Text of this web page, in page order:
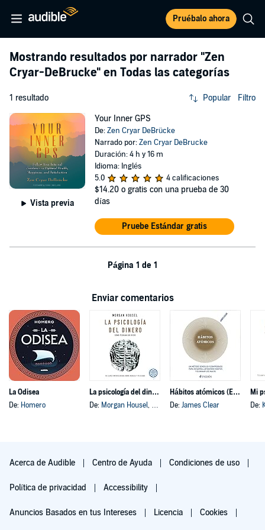
Pruébalo ahora
Mostrando resultados por narrador "Zen
Cryar-DeBrucke" en Todas las categorías
1 resultado Popular Filtro
Vista previa
Your Inner GPS
De:Zen Cryar DeBrücke
Narrado por:Zen Cryar DeBrucke
Duración: 4 h y 16 m
Idioma: Inglés
5.0
4 calificaciones
$14.20 o gratis con una prueba de 30
días
Pruebe Estándar gratis
Página 1 de 1
Enviar comentarios
La Odisea
De: Homero
La psicología del dinero
De: Morgan Housel, y otros
Hábitos atómicos (Español neutro)
De: James Clear
Mi
De:
Acerca de Audible Centro de Ayuda Condiciones de uso
Política de privacidad Accessibility
Anuncios Basados en tus Intereses Licencia Cookies